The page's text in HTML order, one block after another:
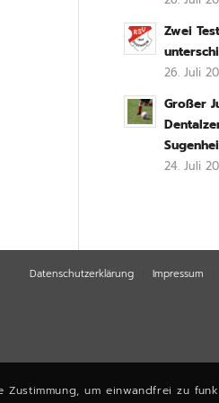
Zwei
26. Juli
Großer
24. Juli
Datenschutzerklärung Impressum
um einwandfrei zu